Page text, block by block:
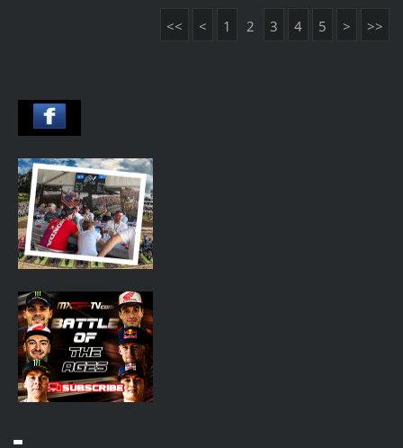
<< < 1 2 3 4 5 > >>